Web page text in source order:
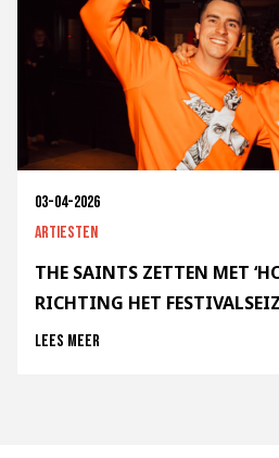
03-04-2026
Artiesten
THE SAINTS ZETTEN MET
RICHTING HET
Lees meer